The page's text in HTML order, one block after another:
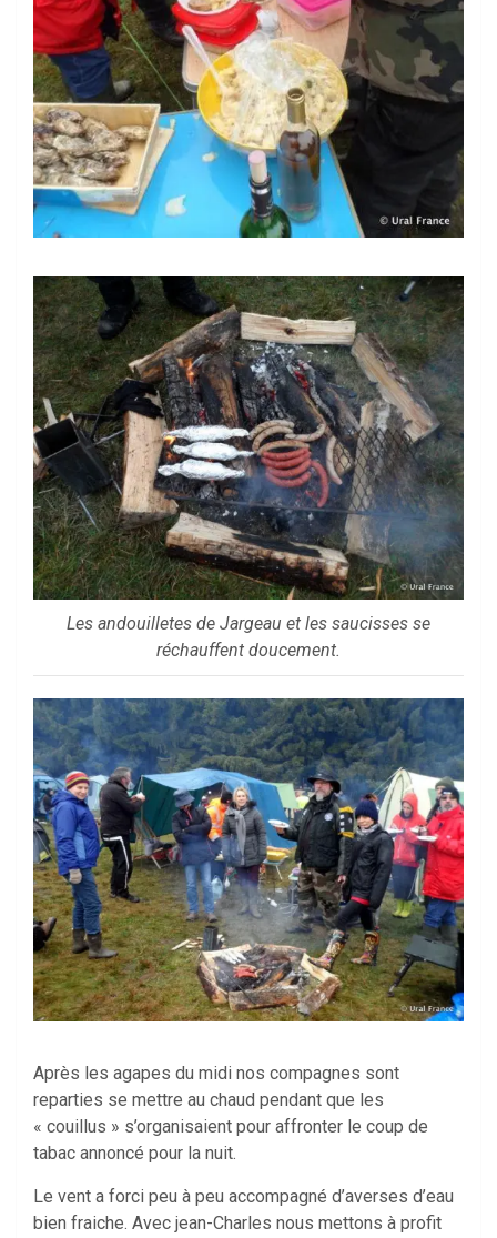
Les andouilletes de Jargeau et les saucisses se
réchauffent doucement.
Après les agapes du midi nos compagnes sont
reparties se mettre au chaud pendant que les
« couillus » s’organisaient pour affronter le coup de
tabac annoncé pour la nuit.
Le vent a forci peu à peu accompagné d’averses d’eau
bien fraiche. Avec jean-Charles nous mettons à profit